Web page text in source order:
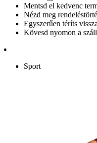
Mentsd el kedvenc
Nézd meg
Egyszerűen téríts
Kövesd nyomon a
Sport